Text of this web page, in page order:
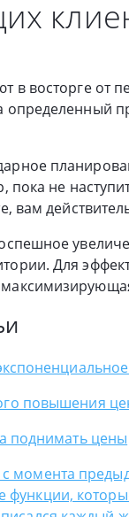
в восторге от
определенный
пока не
вам
Для
повышения
поднимать цены
момента